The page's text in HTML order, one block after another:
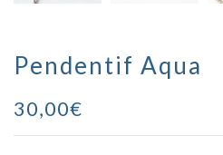
Pendentif Aqua
30,00€